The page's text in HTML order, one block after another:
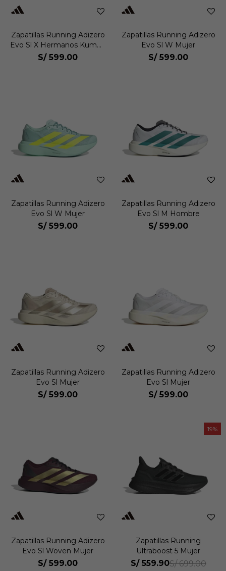
Zapatillas Running Adizero
Evo Sl X Hermanos Kumori
Hombre
S/ 599.00
Zapatillas Running Adizero
Evo Sl W Mujer
S/ 599.00
Zapatillas Running Adizero
Evo Sl W Mujer
S/ 599.00
Zapatillas Running Adizero
Evo Sl M Hombre
S/ 599.00
Zapatillas Running Adizero
Evo Sl Mujer
S/ 599.00
Zapatillas Running Adizero
Evo Sl Mujer
S/ 599.00
Zapatillas Running Adizero
Evo Sl Woven Mujer
S/ 599.00
19
Zapatillas Running
Ultraboost 5 Mujer
S/ 559.90S/ 699.00